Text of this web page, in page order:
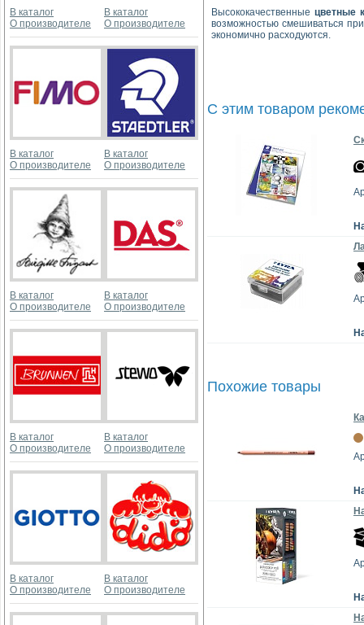
В каталог
О производителе
В каталог
О производителе
В каталог
О производителе
В каталог
О производителе
В каталог
О производителе
В каталог
О производителе
В каталог
О производителе
В каталог
О производителе
В каталог
О производителе
В каталог
О производителе
Высококачественные цветные
возможностью смешиваться
экономично расходуются.
С этим товаром
Похожие товары